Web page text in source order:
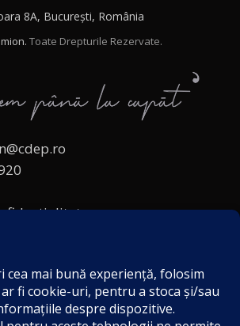
8A, București, România
Toate Drepturile Rezervate.